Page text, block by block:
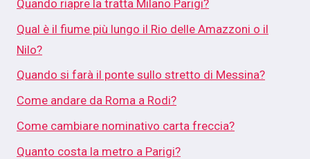
Quando riapre la tratta Milano Parigi?
Qual è il fiume più lungo il Rio delle Amazzoni o il
Nilo?
Quando si farà il ponte sullo stretto di Messina?
Come andare da Roma a Rodi?
Come cambiare nominativo carta freccia?
Quanto costa la metro a Parigi?